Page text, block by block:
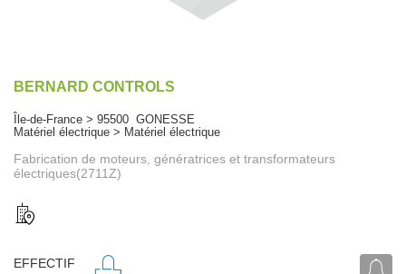
BERNARD CONTROLS
Île-de-France > 95500 GONESSE
Matériel électrique > Matériel électrique
Fabrication de moteurs, génératrices et transformateurs
électriques(2711Z)
EFFECTIF